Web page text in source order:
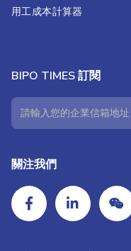
用工成本計算器
BIPO TIMES 訂閱
關注我們